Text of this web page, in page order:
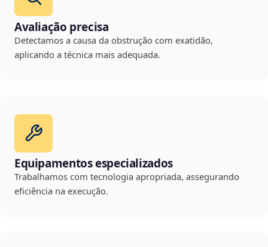
Avaliação precisa
Detectamos a causa da obstrução com exatidão,
aplicando a técnica mais adequada.
Equipamentos especializados
Trabalhamos com tecnologia apropriada, assegurando
eficiência na execução.